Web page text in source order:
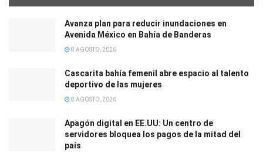
Avanza plan para reducir inundaciones en
Avenida México en Bahía de Banderas
8 AGOSTO, 2026
Cascarita bahía femenil abre espacio al talento
deportivo de las mujeres
8 AGOSTO, 2026
Apagón digital en EE.UU: Un centro de
servidores bloquea los pagos de la mitad del
país